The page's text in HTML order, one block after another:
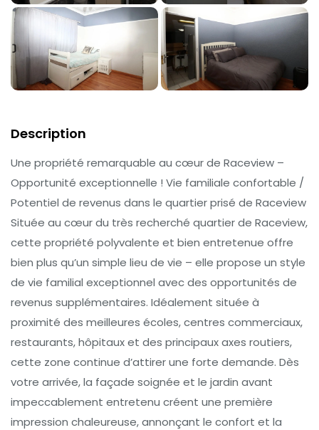
Description
Une propriété remarquable au cœur de Raceview –
Opportunité exceptionnelle ! Vie familiale confortable /
Potentiel de revenus dans le quartier prisé de Raceview
Située au cœur du très recherché quartier de Raceview,
cette propriété polyvalente et bien entretenue offre
bien plus qu’un simple lieu de vie – elle propose un style
de vie familial exceptionnel avec des opportunités de
revenus supplémentaires. Idéalement située à
proximité des meilleures écoles, centres commerciaux,
restaurants, hôpitaux et des principaux axes routiers,
cette zone continue d’attirer une forte demande. Dès
votre arrivée, la façade soignée et le jardin avant
impeccablement entretenu créent une première
impression chaleureuse, annonçant le confort et la